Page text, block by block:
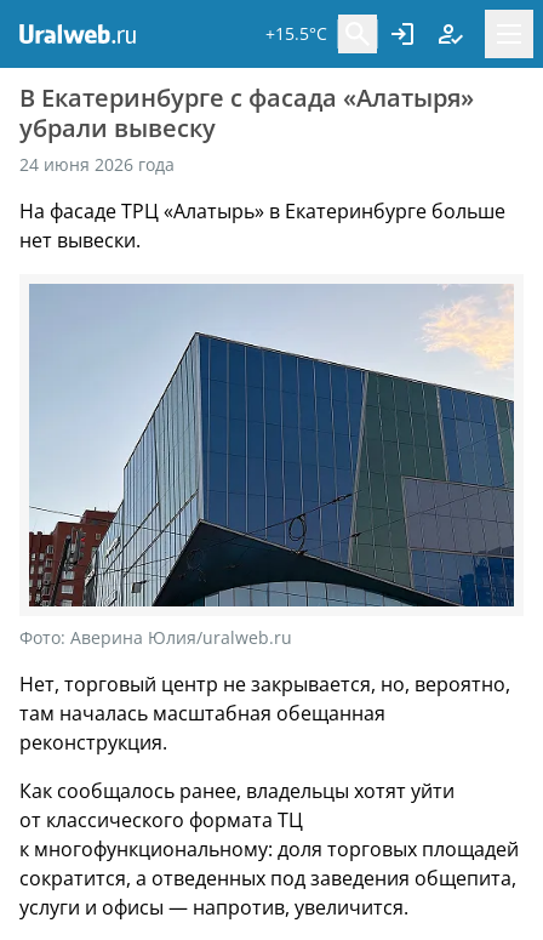
+15.5°C
В Екатеринбурге с фасада «Алатыря»
убрали вывеску
24 июня 2026 года
На фасаде ТРЦ «Алатырь» в Екатеринбурге больше
нет вывески.
Фото: Аверина Юлия/uralweb.ru
Нет, торговый центр не закрывается, но, вероятно,
там началась масштабная обещанная
реконструкция.
Как сообщалось ранее, владельцы хотят уйти
от классического формата ТЦ
к многофункциональному: доля торговых площадей
сократится, а отведенных под заведения общепита,
услуги и офисы — напротив, увеличится.